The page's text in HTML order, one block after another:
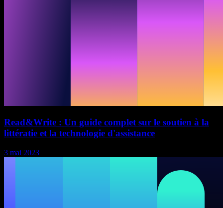
Read&Write : Un guide complet sur le soutien à la
littératie et la technologie d'assistance
3 mai 2023